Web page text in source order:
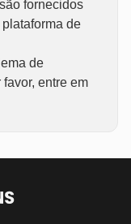
fornecidos
de
de
entre em